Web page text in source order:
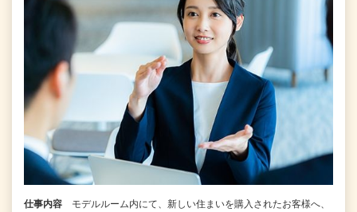
仕事内容
モデルルーム内にて、新しい住まいを購入されたお客様へ、